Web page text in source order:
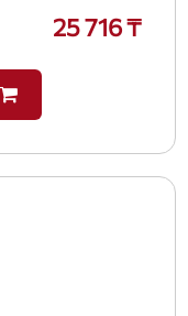
25 716 ₸